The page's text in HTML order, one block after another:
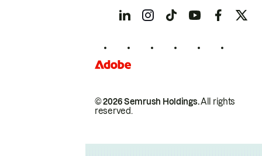
© 2026 Semrush Holdings.All rights
reserved.